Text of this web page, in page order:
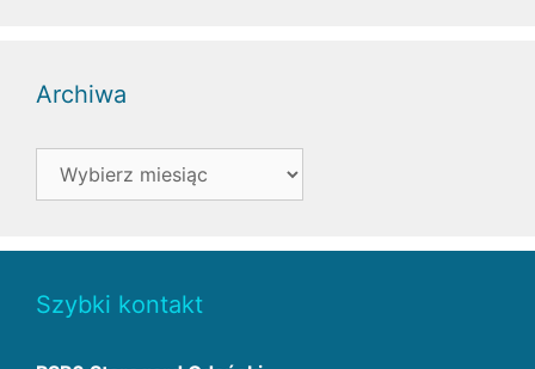
Archiwa
Szybki kontakt